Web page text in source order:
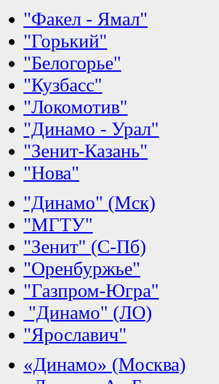
"Факел - Ямал"
"Горький"
"Белогорье"
"Кузбасс"
"Локомотив"
"Динамо - Урал"
"Зенит-Казань"
"Нова"
"Динамо" (Мск)
"МГТУ"
"Зенит" (С-Пб)
"Оренбуржье"
"Газпром-Югра"
"Динамо" (ЛО)
"Ярославич"
«Динамо» (Москва)